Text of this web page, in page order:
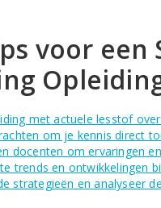
voor een
met actuele lesstof
om je kennis direct
docenten om ervaringen
trends en ontwikkelingen
strategieën en analyseer